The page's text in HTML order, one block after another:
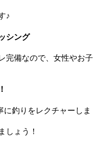
♪
シング
完備なので、女性やお子
釣りをレクチャーしま
しょう！